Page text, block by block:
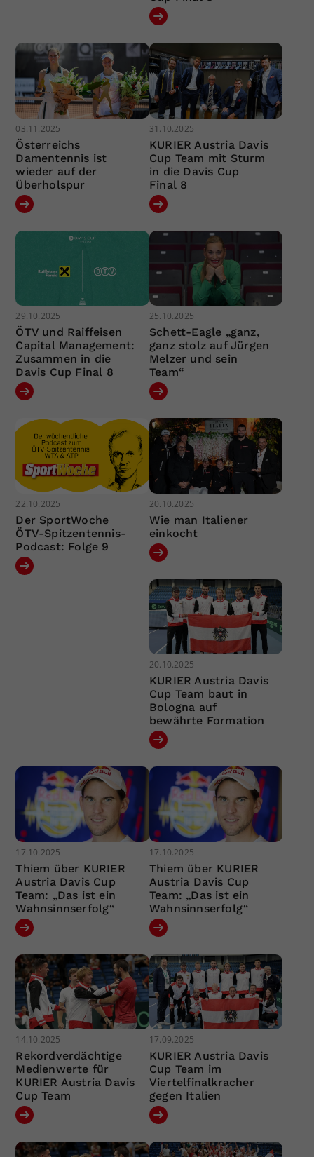
03.11.2025
Österreichs
Damentennis ist
wieder auf der
Überholspur
31.10.2025
KURIER Austria Davis
Cup Team mit Sturm
in die Davis Cup
Final 8
29.10.2025
ÖTV und Raiffeisen
Capital Management:
Zusammen in die
Davis Cup Final 8
25.10.2025
Schett-Eagle „ganz,
ganz stolz auf Jürgen
Melzer und sein
Team“
22.10.2025
Der SportWoche
ÖTV-Spitzentennis-
Podcast: Folge 9
20.10.2025
Wie man Italiener
einkocht
20.10.2025
KURIER Austria Davis
Cup Team baut in
Bologna auf
bewährte Formation
17.10.2025
Thiem über KURIER
Austria Davis Cup
Team: „Das ist ein
Wahnsinnserfolg“
17.10.2025
Thiem über KURIER
Austria Davis Cup
Team: „Das ist ein
Wahnsinnserfolg“
14.10.2025
Rekordverdächtige
Medienwerte für
KURIER Austria Davis
Cup Team
17.09.2025
KURIER Austria Davis
Cup Team im
Viertelfinalkracher
gegen Italien